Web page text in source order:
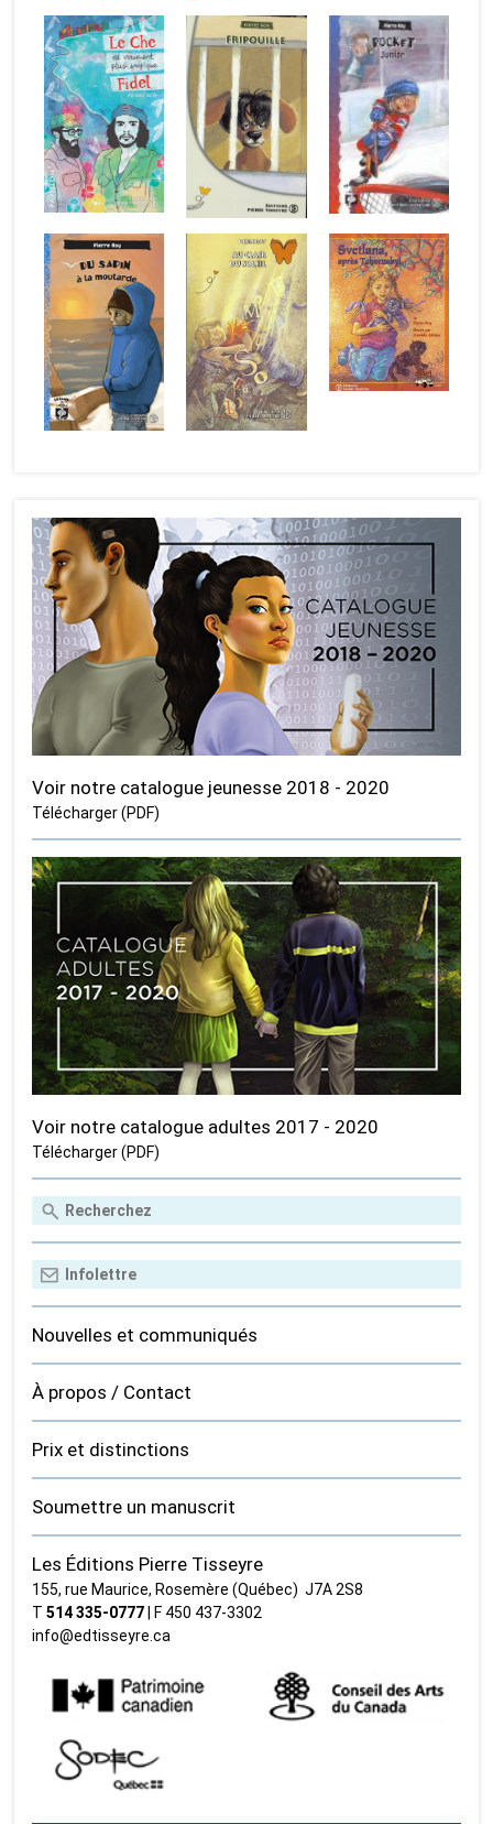
Voir notre catalogue jeunesse 2018 - 2020
Télécharger (PDF)
Voir notre catalogue adultes 2017 - 2020
Télécharger (PDF)
Nouvelles et communiqués
À propos / Contact
Prix et distinctions
Soumettre un manuscrit
Les Éditions Pierre Tisseyre
155, rue Maurice, Rosemère (Québec) J7A 2S8
T514 335‑0777 | F 450 437‑3302
info@edtisseyre.ca